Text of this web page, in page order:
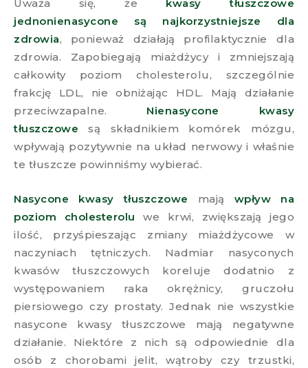
Uważa się, że kwasy tłuszczowe
jednonienasycone są najkorzystniejsze dla
zdrowia, ponieważ działają profilaktycznie dla
zdrowia. Zapobiegają miażdżycy i zmniejszają
całkowity poziom cholesterolu, szczególnie
frakcję LDL, nie obniżając HDL. Mają działanie
przeciwzapalne. Nienasycone kwasy
tłuszczowe są składnikiem komórek mózgu,
wpływają pozytywnie na układ nerwowy i właśnie
te tłuszcze powinniśmy wybierać.
Nasycone kwasy tłuszczowe mają wpływ na
poziom cholesterolu we krwi, zwiększają jego
ilość, przyśpieszając zmiany miażdżycowe w
naczyniach tętniczych. Nadmiar nasyconych
kwasów tłuszczowych koreluje dodatnio z
występowaniem raka okrężnicy, gruczołu
piersiowego czy prostaty. Jednak nie wszystkie
nasycone kwasy tłuszczowe mają negatywne
działanie. Niektóre z nich są odpowiednie dla
osób z chorobami jelit, wątroby czy trzustki,